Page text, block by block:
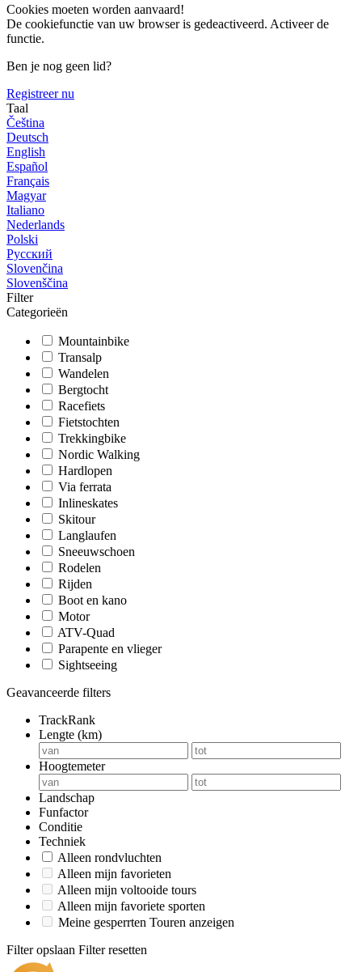
Cookies moeten worden aanvaard!
De cookiefunctie van uw browser is gedeactiveerd. Activeer de
functie.
Ben je nog geen lid?
Registreer nu
Taal
Čeština
Deutsch
English
Español
Français
Magyar
Italiano
Nederlands
Polski
Русский
Slovenčina
Slovenščina
Filter
Categorieën
Mountainbike
Transalp
Wandelen
Bergtocht
Racefiets
Fietstochten
Trekkingbike
Nordic Walking
Hardlopen
Via ferrata
Inlineskates
Skitour
Langlaufen
Sneeuwschoen
Rodelen
Rijden
Boot en kano
Motor
ATV-Quad
Parapente en vlieger
Sightseeing
Geavanceerde filters
TrackRank
Lengte (km)
Hoogtemeter
Landschap
Funfactor
Conditie
Techniek
Alleen rondvluchten
Alleen mijn favorieten
Alleen mijn voltooide tours
Alleen mijn favoriete sporten
Meine gesperrten Touren anzeigen
Filter opslaan Filter resetten